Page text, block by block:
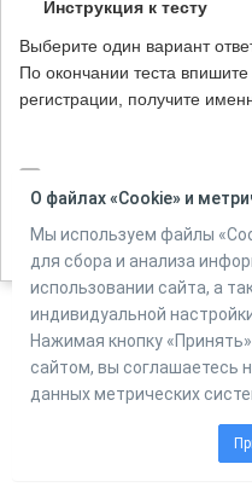
Инструкция к тесту
Выберите один вариант
По окончании теста
регистрации, получите
Автор: ЦМДБ им. М. Горького, г.
О файлах «Cookie» и
Мы используем файлы
для сбора и анализа
использовании сайта, а
индивидуальной
Нажимая кнопку
сайтом, вы соглашаетесь
данных метрических